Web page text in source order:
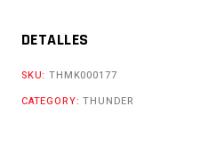
VE
Cantidad
DETALLES
SKU:THMK000177
CATEGORY:THUNDER